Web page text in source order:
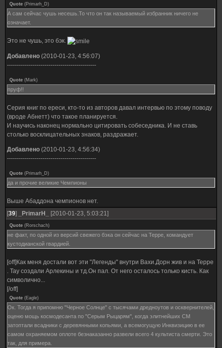
Quote (Primarh_D)
А сам сейчас чушь несешь.То что он так называемый избранник ничего не
означает.
Это не чушь, это бэк.
Добавлено (2010-01-23, 4:56:07)
---------------------------------------------
Quote (Mark)
пруф!!
Серия книг по ереси, кто-то из авторов давал интервью по этому поводу
(вроде Абнетт) что такое планируется.
И научись наконец нормально цитировать собеседника. И не ставь
столько восклицательных знаков, раздражает.
Добавлено (2010-01-23, 4:56:34)
---------------------------------------------
Quote (Primarh_D)
да и прочие великие Чемпионы
Выше Абаддона чемпионов нет.
[39] _PrimarH_ [2010-01-23, 5:03:21]
Quote (Rorschach)
не факт, по одной из версий свежего бэка он сейчас на Терре, командует
кустодианской гвардией.
[off]Как меня достали вот эти "Легенды" внутри Вахи.Дорн жив и на Терре
. Тау создали Арлекины и тд.Он пал. От него осталось только кисть. Как
символично...
[/off]
Quote (Eagle)
Ок. Тогда я припомню "Черное Солнце" с тысячами дредноутов и осквернителей,
оценю мощь космодесанта по "Серым Рыцарям", когда элитнейших СМ
затоптали всадники с деревянными копьями, а всемогущую Инквизицию в ее
самом охраняемом оплоте безнаказанно развели всего 4 культиста смерти. Это
так, для примера.